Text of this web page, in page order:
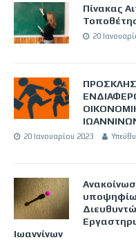
Πίνακας
20
20 Ιανουαρίου 2023
Ιωαννίνων